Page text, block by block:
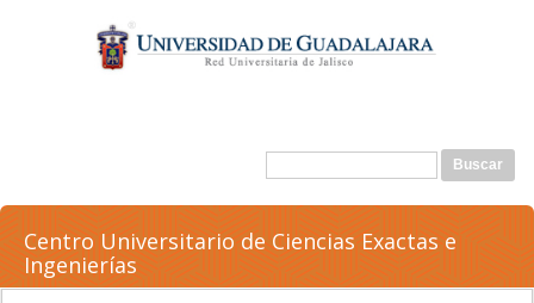
contenido
principal
Formulario de búsqueda
Buscar
Centro Universitario de Ciencias Exactas e
Ingenierías